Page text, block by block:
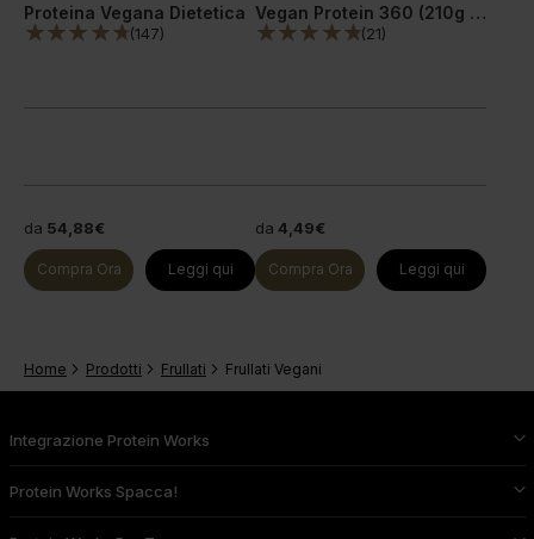
Proteina Vegana Dietetica
(147)
da 54,88€
Compra Ora Leggi qui
Vegan Protein 360 (210g = 7 Porzioni)
(21)
da 4,49€
Compra Ora Leggi qui
Home Prodotti Frullati Frullati Vegani
Integrazione Protein Works
Protein Works Spacca!